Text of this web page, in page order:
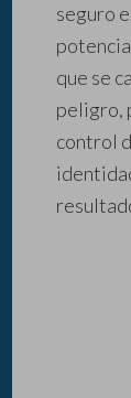
seguro
que se
peligro,
control